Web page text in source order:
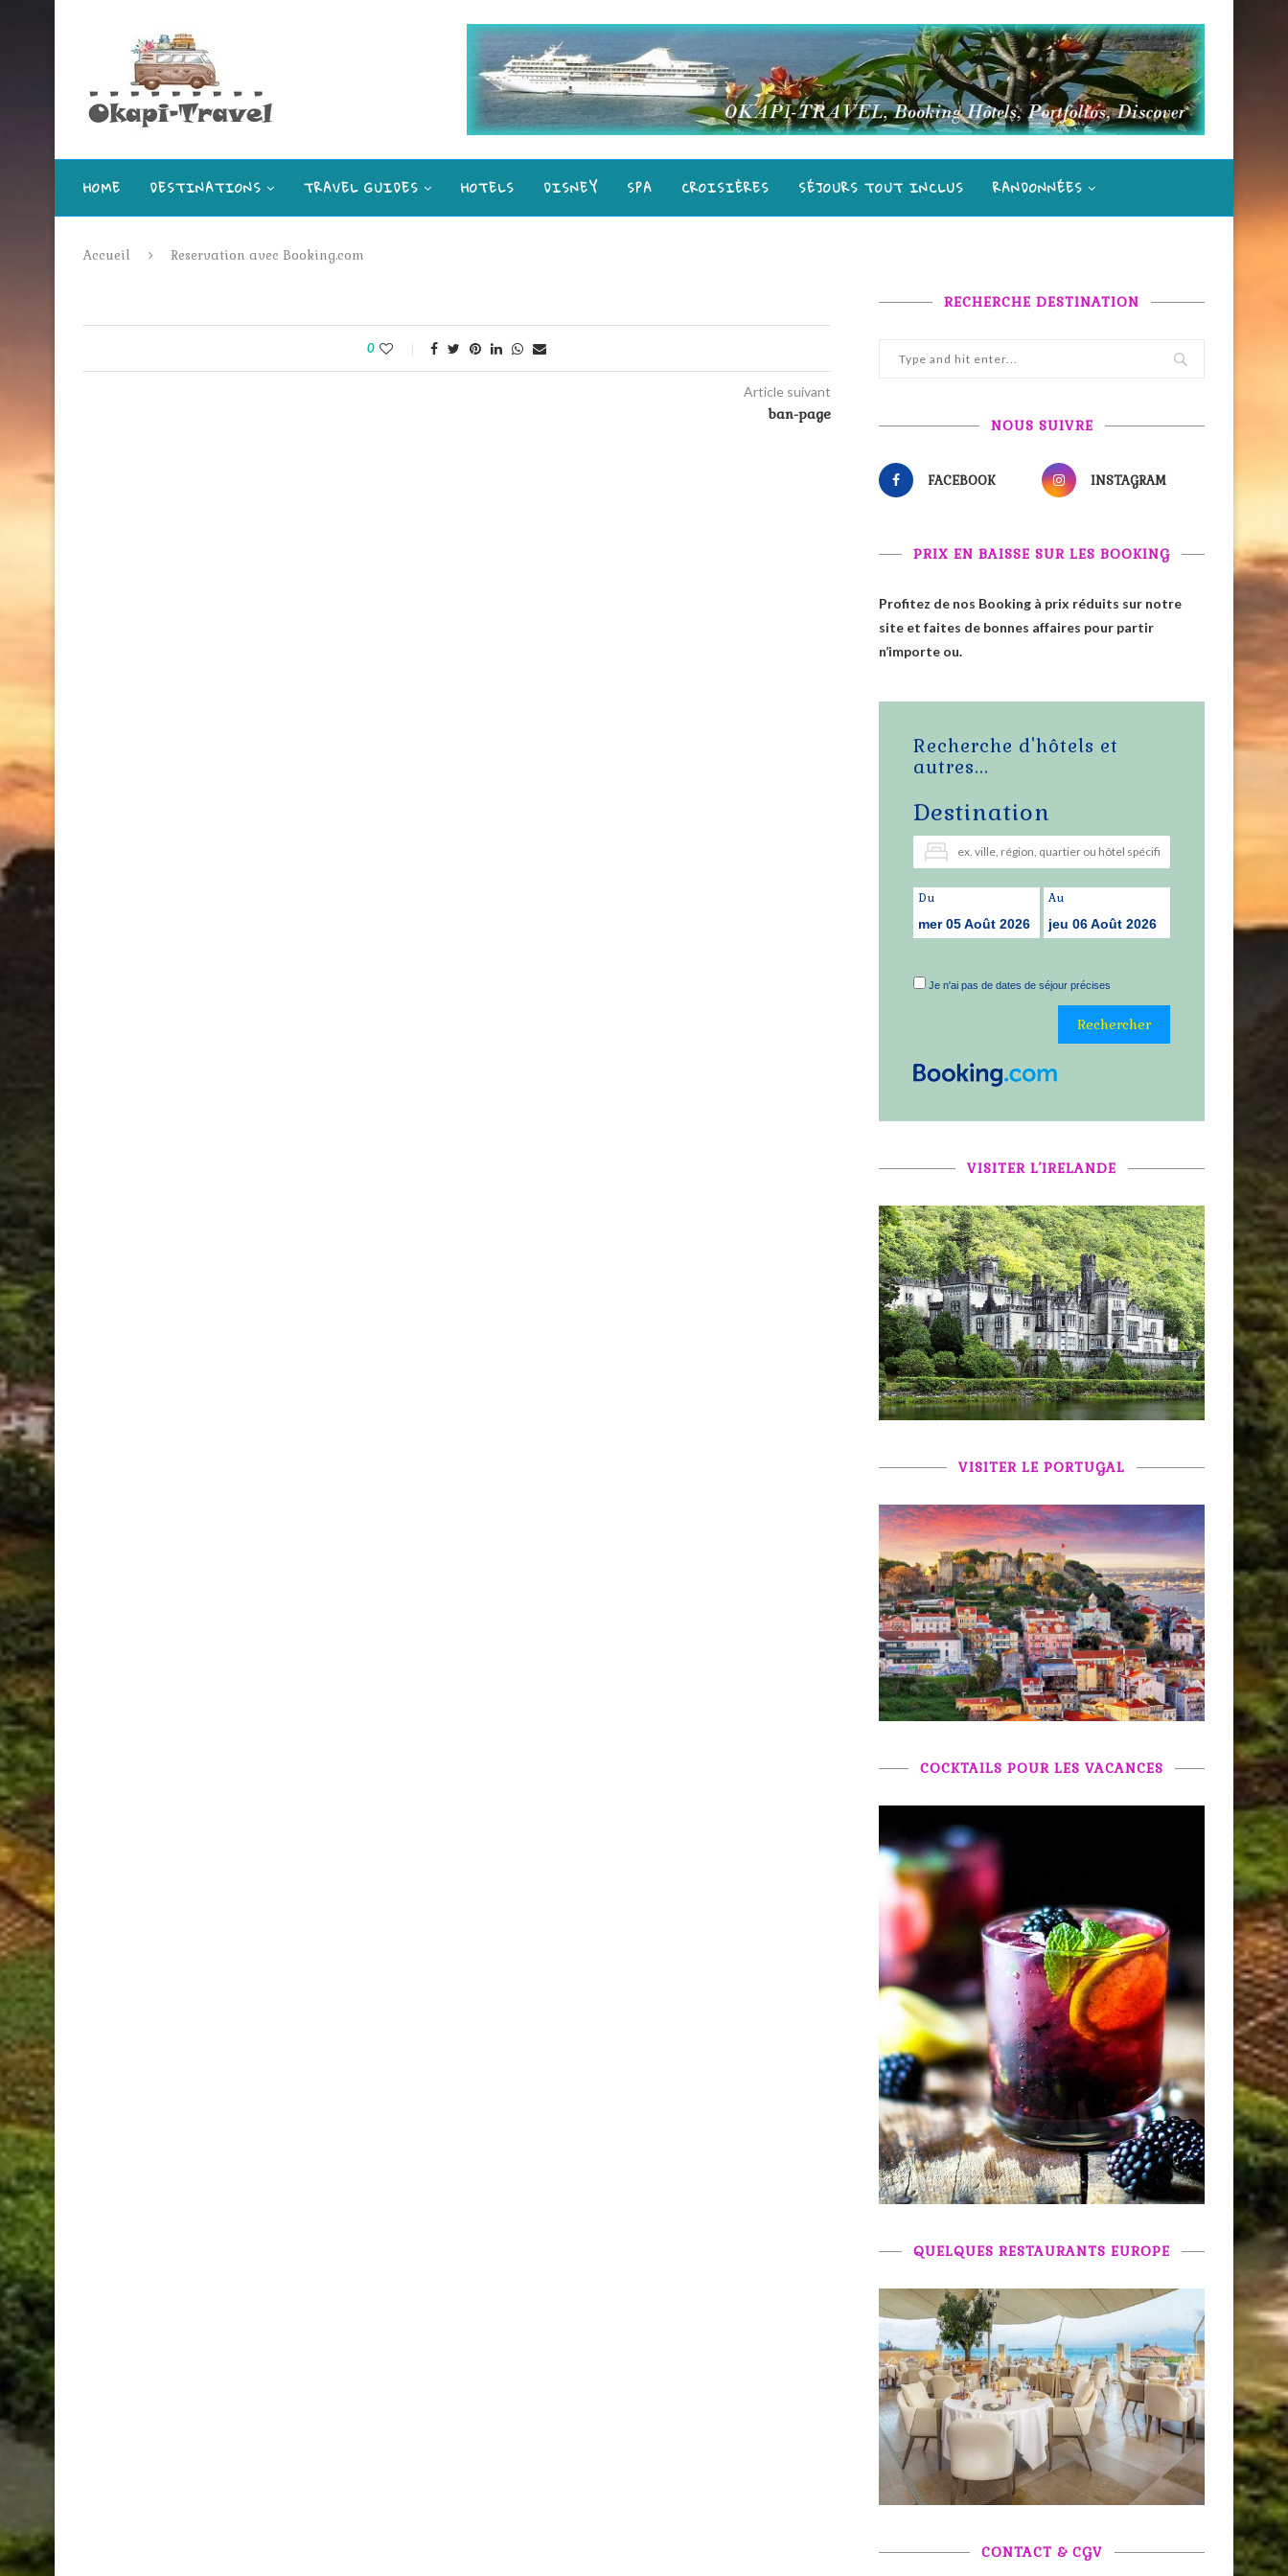
HOME DESTINATIONS TRAVEL GUIDES HOTELS DISNEY SPA CROISIÈRES SÉJOURS TOUT INCLUS RANDONNÉES
DÉCOUVERTES
Accueil Reservation avec Booking.com
0
Article suivant
ban-page
RECHERCHE DESTINATION
NOUS SUIVRE
FACEBOOK INSTAGRAM
PRIX EN BAISSE SUR LES BOOKING
Profitez de nos Booking à prix réduits sur notre
site et faites de bonnes affaires pour partir
n’importe ou.
Recherche d'hôtels et
autres...
Destination
Du
mer 05 Août 2026
Au
jeu 06 Août 2026
Je n'ai pas de dates de séjour précises
VISITER L’IRELANDE
VISITER LE PORTUGAL
COCKTAILS POUR LES VACANCES
QUELQUES RESTAURANTS EUROPE
CONTACT & CGV